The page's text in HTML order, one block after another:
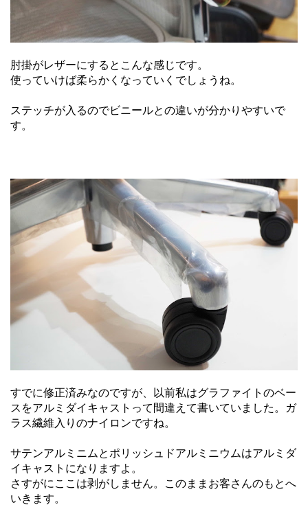
肘掛がレザーにするとこんな感じです。
使っていけば柔らかくなっていくでしょうね。
ステッチが入るのでビニールとの違いが分かりやすいで
す。
すでに修正済みなのですが、以前私はグラファイトのベー
スをアルミダイキャストって間違えて書いていました。ガ
ラス繊維入りのナイロンですね。
サテンアルミニムとポリッシュドアルミニウムはアルミダ
イキャストになりますよ。
さすがにここは剥がしません。このままお客さんのもとへ
いきます。